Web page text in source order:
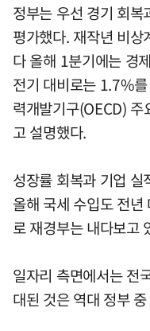
정부는 우선 경기 회
평가했다. 재작년 비상
다 올해 1분기에는 경
전기 대비로는 1.7%
력개발기구(OECD)
고 설명했다.
성장률 회복과 기업
올해 국세 수입도 전
로 재경부는 내다보고
일자리 측면에서는 전
대된 것은 역대 정부